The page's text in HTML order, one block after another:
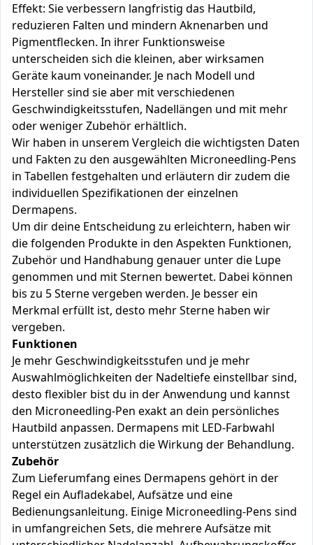
Effekt: Sie verbessern langfristig das Hautbild,
reduzieren Falten und mindern Aknenarben und
Pigmentflecken. In ihrer Funktionsweise
unterscheiden sich die kleinen, aber wirksamen
Geräte kaum voneinander. Je nach Modell und
Hersteller sind sie aber mit verschiedenen
Geschwindigkeitsstufen, Nadellängen und mit mehr
oder weniger Zubehör erhältlich.
Wir haben in unserem Vergleich die wichtigsten Daten
und Fakten zu den ausgewählten Microneedling-Pens
in Tabellen festgehalten und erläutern dir zudem die
individuellen Spezifikationen der einzelnen
Dermapens.
Um dir deine Entscheidung zu erleichtern, haben wir
die folgenden Produkte in den Aspekten Funktionen,
Zubehör und Handhabung genauer unter die Lupe
genommen und mit Sternen bewertet. Dabei können
bis zu 5 Sterne vergeben werden. Je besser ein
Merkmal erfüllt ist, desto mehr Sterne haben wir
vergeben.
Funktionen
Je mehr Geschwindigkeitsstufen und je mehr
Auswahlmöglichkeiten der Nadeltiefe einstellbar sind,
desto flexibler bist du in der Anwendung und kannst
den Microneedling-Pen exakt an dein persönliches
Hautbild anpassen. Dermapens mit LED-Farbwahl
unterstützen zusätzlich die Wirkung der Behandlung.
Zubehör
Zum Lieferumfang eines Dermapens gehört in der
Regel ein Aufladekabel, Aufsätze und eine
Bedienungsanleitung. Einige Microneedling-Pens sind
in umfangreichen Sets, die mehrere Aufsätze mit